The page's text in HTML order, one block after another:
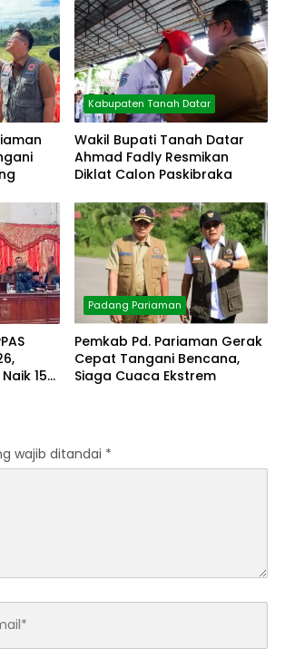
Kabupaten Tanah Datar
Wakil Bupati Tanah Datar
Ahmad Fadly Resmikan
Diklat Calon Paskibraka
15
Padang Pariaman
Pemkab Pd. Pariaman Gerak
Cepat Tangani Bencana,
Siaga Cuaca Ekstrem
wajib ditandai *